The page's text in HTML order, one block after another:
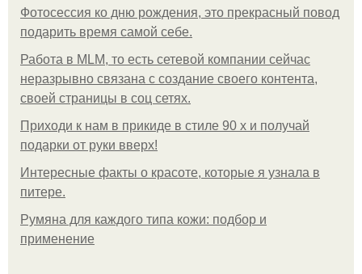
Фотосессия ко дню рождения, это прекрасный повод
подарить время самой себе.
Работа в MLM, то есть сетевой компании сейчас
неразрывно связана с создание своего контента,
своей страницы в соц сетях.
Приходи к нам в прикиде в стиле 90 х и получай
подарки от руки вверх!
Интересные факты о красоте, которые я узнала в
питере.
Румяна для каждого типа кожи: подбор и
применение